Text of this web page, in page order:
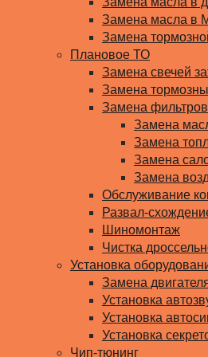
Замена масла в
Замена
Плановое ТО
Замена свечей
Замена
Замена
Замена
Замена
Замена
Замена
Обслуживание
Развал-
Шиномонтаж
Чистка
Установка
Замена
Установка
Установка
Установка
Чип-тюнинг